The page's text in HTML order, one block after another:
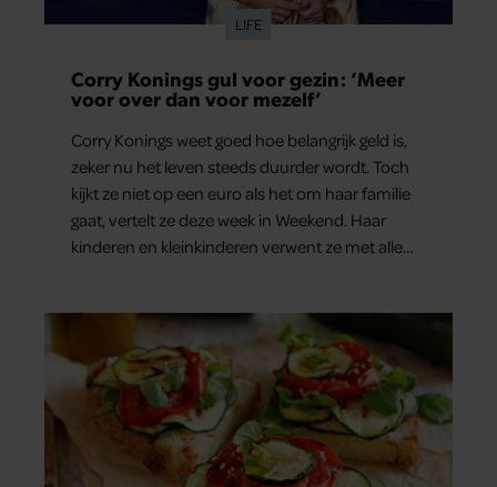
LIFE
Corry Konings gul voor gezin: ‘Meer
voor over dan voor mezelf’
Corry Konings weet goed hoe belangrijk geld is,
zeker nu het leven steeds duurder wordt. Toch
kijkt ze niet op een euro als het om haar familie
gaat, vertelt ze deze week in Weekend. Haar
kinderen en kleinkinderen verwent ze met alle